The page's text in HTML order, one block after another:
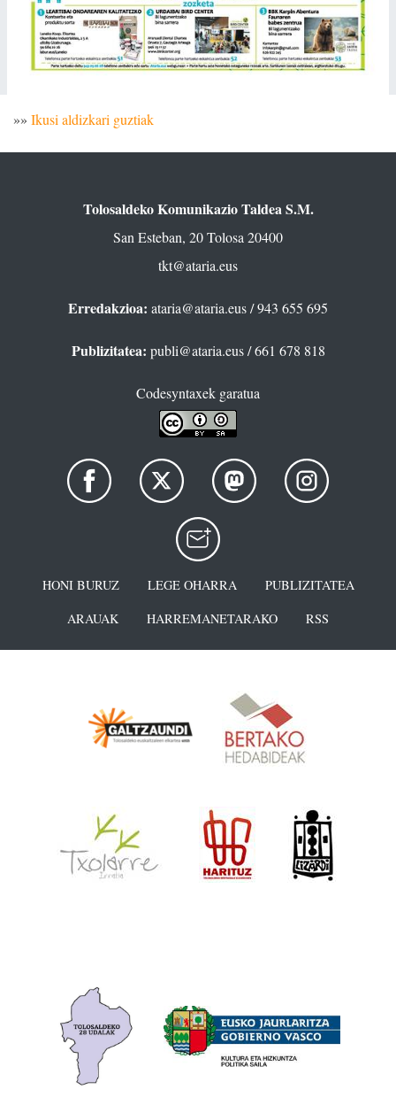
»» Ikusi aldizkari guztiak
Tolosaldeko Komunikazio Taldea S.M.
San Esteban, 20 Tolosa 20400
tkt@ataria.eus
Erredakzioa: ataria@ataria.eus/ 943 655 695
Publizitatea: publi@ataria.eus/ 661 678 818
Codesyntaxek garatua
HONI BURUZ LEGE OHARRA
PUBLIZITATEA
ARAUAK
HARREMANETARAKO RSS